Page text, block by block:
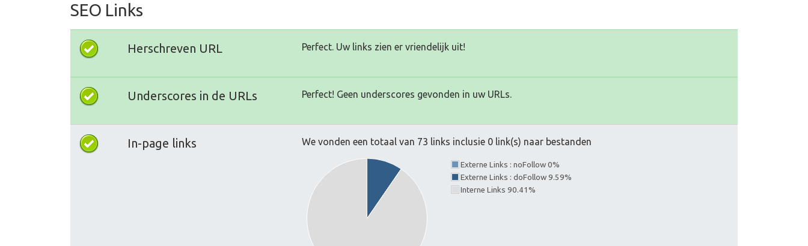
SEO Links
Herschreven URL Perfect. Uw links zien er vriendelijk uit!
Underscores in de URLs Perfect! Geen underscores gevonden in uw URLs.
In-page links We vonden een totaal van 73 links inclusie 0 link(s) naar bestanden
Externe Links : noFollow 0%
Externe Links : doFollow 9.59%
Interne Links 90.41%